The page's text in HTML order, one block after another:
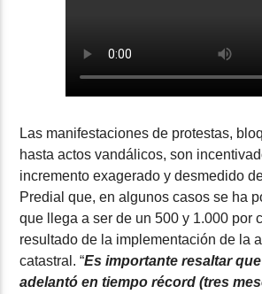
Las manifestaciones de protestas,
hasta actos vandálicos, son
incremento exagerado y desmedido
Predial que, en algunos casos se ha
que llega a ser de un 500 y 1.000 por
resultado de la implementación de la
catastral. “Es importante resaltar
adelantó en tiempo récord (tres